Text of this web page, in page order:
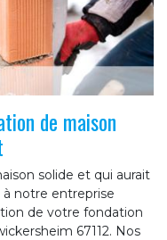
de maison
solide et qui aurait
notre entreprise
de votre fondation
67112. Nos